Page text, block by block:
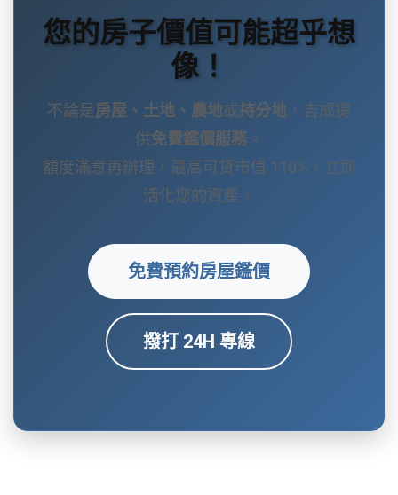
您的房子價值可能超乎想
像！
不論是房屋、土地、農地或持分地 ，吉成提
供免費鑑價服務 。
額度滿意再辦理，最高可貸市值 110%，立即
活化您的資產。
免費預約房屋鑑價
撥打 24H 專線